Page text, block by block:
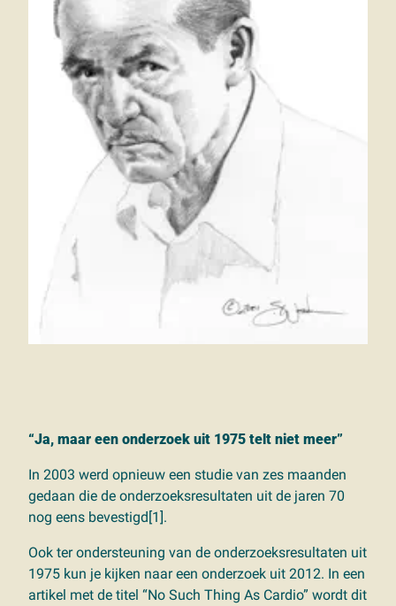
“Ja, maar een onderzoek uit 1975 telt niet meer”
In 2003 werd opnieuw een studie van zes maanden
gedaan die de onderzoeksresultaten uit de jaren 70
nog eens bevestigd[1].
Ook ter ondersteuning van de onderzoeksresultaten uit
1975 kun je kijken naar een onderzoek uit 2012. In een
artikel met de titel “No Such Thing As Cardio” wordt dit